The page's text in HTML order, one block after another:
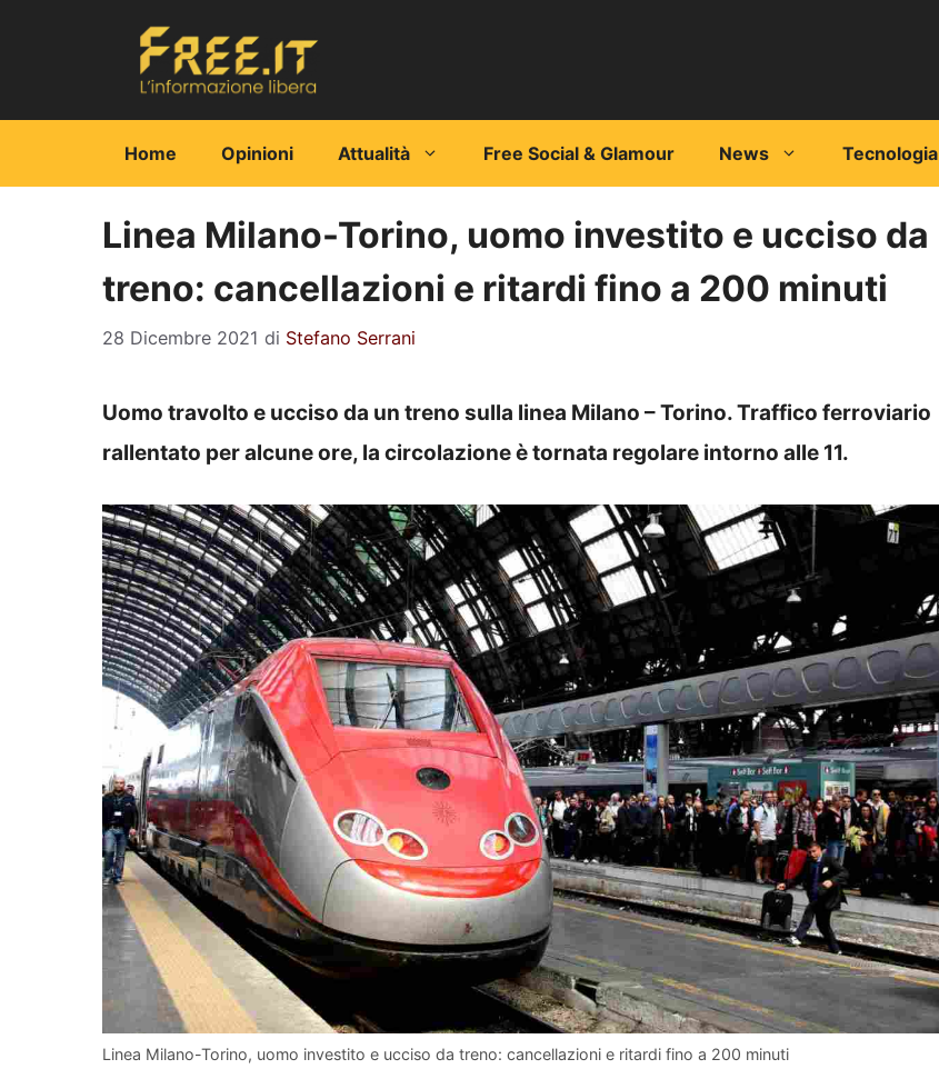
Home Opinioni Attualità Free Social & Glamour News Tecnologia
Linea Milano-Torino, uomo investito e ucciso da
treno: cancellazioni e ritardi fino a 200 minuti
28 Dicembre 2021 di Stefano Serrani
Uomo travolto e ucciso da un treno sulla linea Milano – Torino. Traffico ferroviario
rallentato per alcune ore, la circolazione è tornata regolare intorno alle 11.
Linea Milano-Torino, uomo investito e ucciso da treno: cancellazioni e ritardi fino a 200 minuti